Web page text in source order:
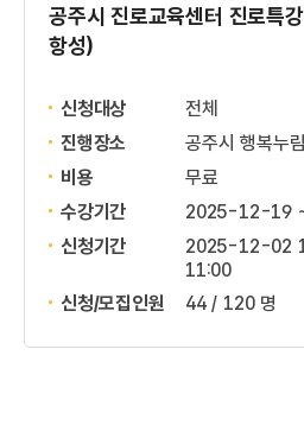
공주시 진로교육센터 진로특
항성)
신청대상
전체
진행장소
공주시 행복누
비용
무료
수강기간
2025-12-19
신청기간
2025-12-02
11:00
신청/모집인원
44 / 120 명